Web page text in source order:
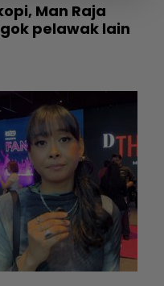
Man Raja
pelawak lain